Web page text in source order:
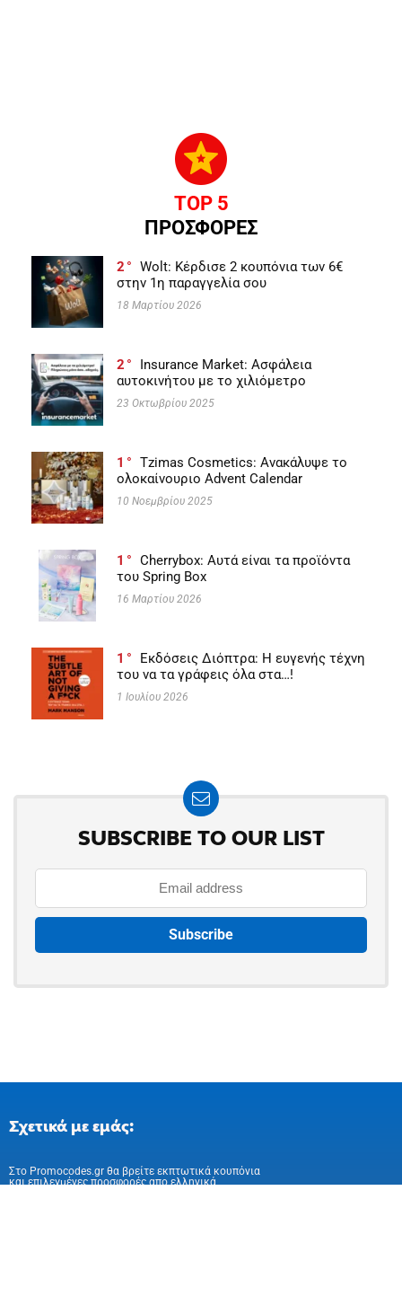
TOP 5
ΠΡΟΣΦΟΡΕΣ
2
Wolt: Κέρδισε 2 κουπόνια των 6€
στην 1η παραγγελία σου
18 Μαρτίου 2026
2
Insurance Market: Ασφάλεια
αυτοκινήτου με το χιλιόμετρο
23 Οκτωβρίου 2025
1
Tzimas Cosmetics: Ανακάλυψε το
ολοκαίνουριο Advent Calendar
10 Νοεμβρίου 2025
1
Cherrybox: Αυτά είναι τα προϊόντα
του Spring Box
16 Μαρτίου 2026
1
Εκδόσεις Διόπτρα: Η ευγενής τέχνη
του να τα γράφεις όλα στα…!
1 Ιουλίου 2026
SUBSCRIBE TO OUR LIST
Σχετικά με εμάς:
Στo Promocodes.gr θα βρείτε εκπτωτικά κουπόνια
και επιλεγμένες προσφορές απο ελληνικά